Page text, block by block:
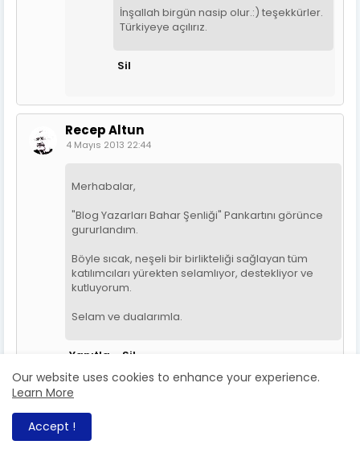
İnşallah birgün nasip olur.:) teşekkürler.
Türkiyeye açılırız.
Sil
Recep Altun
4 Mayıs 2013 22:44
Merhabalar,
"Blog Yazarları Bahar Şenliği" Pankartını görünce
gururlandım.
Böyle sıcak, neşeli bir birlikteliği sağlayan tüm
katılımcıları yürekten selamlıyor, destekliyor ve
kutluyorum.
Selam ve dualarımla.
Yanıtla Sil
Our website uses cookies to enhance your experience.
Learn More
Accept !